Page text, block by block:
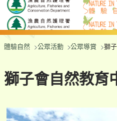
跳至主要內容
體驗自然 公眾活動 公眾導賞 獅
獅子會自然教育